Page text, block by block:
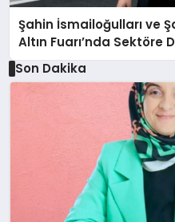
Şahin İsmailoğulları ve
Altın Fuarı’nda Sektöre
Son Dakika